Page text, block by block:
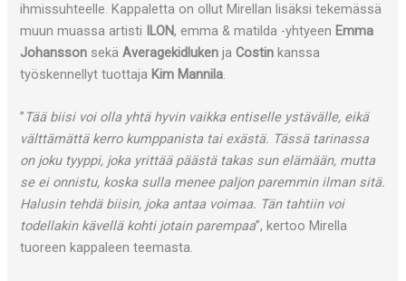
ihmissuhteelle. Kappaletta on ollut Mirellan lisäksi tekemässä
muun muassa artisti ILON, emma & matilda -yhtyeen Emma
Johansson sekäAveragekidluken jaCostin kanssa
työskennellyt tuottaja Kim Mannila.
” Tää biisi voi olla yhtä hyvin vaikka entiselle ystävälle, eikä
välttämättä kerro kumppanista tai exästä. Tässä tarinassa
on joku tyyppi, joka yrittää päästä takas sun elämään, mutta
se ei onnistu, koska sulla menee paljon paremmin ilman sitä.
Halusin tehdä biisin, joka antaa voimaa. Tän tahtiin voi
todellakin kävellä kohti jotain parempaa”, kertoo Mirella
tuoreen kappaleen teemasta.